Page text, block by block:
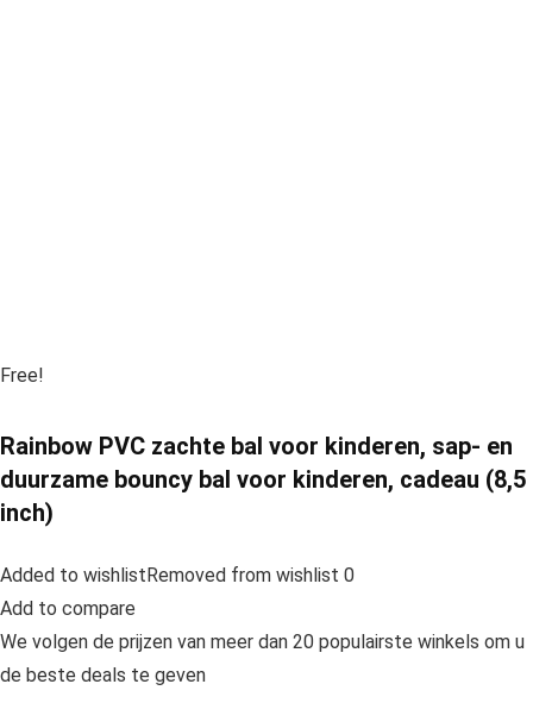
Free!
Rainbow PVC zachte bal voor kinderen, sap- en
duurzame bouncy bal voor kinderen, cadeau (8,5
inch)
Added to wishlistRemoved from wishlist 0
Add to compare
We volgen de prijzen van meer dan 20 populairste winkels om u
de beste deals te geven